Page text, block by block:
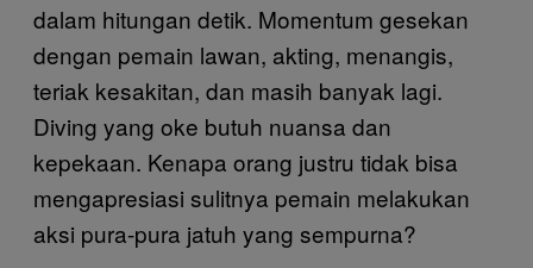
dalam hitungan detik. Momentum gesekan
dengan pemain lawan, akting, menangis,
teriak kesakitan, dan masih banyak lagi.
Diving yang oke butuh nuansa dan
kepekaan. Kenapa orang justru tidak bisa
mengapresiasi sulitnya pemain melakukan
aksi pura-pura jatuh yang sempurna?